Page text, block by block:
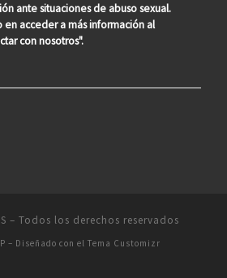
ante situaciones de abuso sexual.
acceder a más información al
con nosotros".
– Todos los derechos reservados
– Diseñado con el Tema Customizr